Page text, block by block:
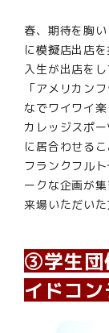
春、期待を胸
に模擬店出店
入生が出店をし
「アメリカン
なでワイワイ楽
カレッジスポ
に居合わせるこ
フランクフル
ークな企画が
来場いただいた
③学生団
イドコ